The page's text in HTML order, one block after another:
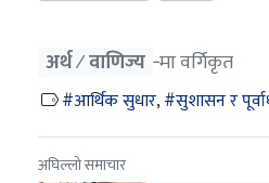
अर्थ ⁄ वाणिज्य ‐मा वर्गिकृत
आर्थिक सुधार, सुशासन र
अघिल्लो समाचार